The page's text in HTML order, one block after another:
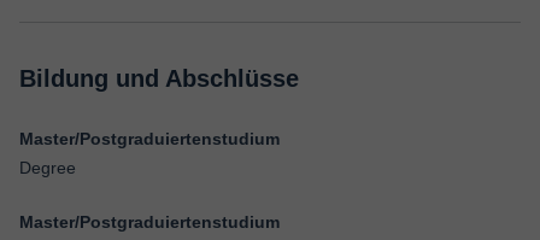
Bildung und Abschlüsse
Master/Postgraduiertenstudium
Degree
Master/Postgraduiertenstudium